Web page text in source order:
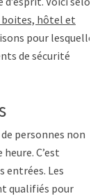
boites, hôtel et
pour lesquelles
de sécurité
personnes non
C’est
entrées. Les
qualifiés pour